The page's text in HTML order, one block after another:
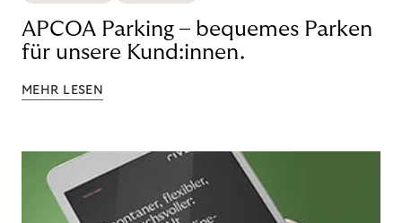
APCOA Parking – bequemes Parken
für unsere Kund:innen.
MEHR LESEN